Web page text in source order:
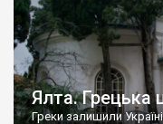
Ялта. Грецька
Греки залишили